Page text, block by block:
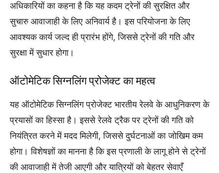
अधिकारियों का कहना है कि यह कदम ट्रेनों की सुरक्षित और
सुचारु आवाजाही के लिए अनिवार्य है। इस परियोजना के लिए
आवश्यक कार्य जल्द ही प्रारंभ होंगे, जिससे ट्रेनों की गति और
सुरक्षा में सुधार होगा।
ऑटोमेटिक सिग्नलिंग प्रोजेक्ट का महत्व
यह ऑटोमेटिक सिग्नलिंग प्रोजेक्ट भारतीय रेलवे के आधुनिकरण के
प्रयासों का हिस्सा है। इससे रेलवे ट्रैक पर ट्रेनों की गति को
नियंत्रित करने में मदद मिलेगी, जिससे दुर्घटनाओं का जोखिम कम
होगा। विशेषज्ञों का मानना है कि इस प्रणाली के लागू होने से ट्रेनों
की आवाजाही में तेजी आएगी और यात्रियों को बेहतर सेवाएँ